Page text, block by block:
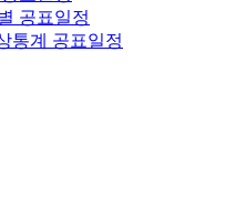
공표일정
통계 공표일정